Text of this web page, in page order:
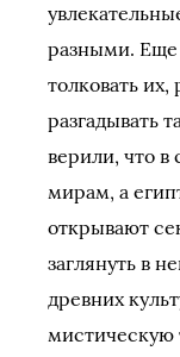
разными. Еще
толковать
разгадывать
верили, что в
мирам, а
открывают
заглянуть в
древних
мистическую